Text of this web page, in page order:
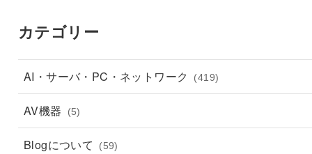
カテゴリー
AI・サーバ・PC・ネットワーク (419)
AV機器 (5)
Blogについて (59)